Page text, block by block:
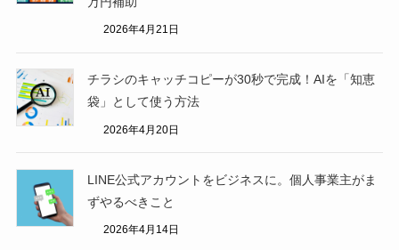
2026年4月21日
チラシのキャッチコピーが30秒で完成！AIを「知恵
袋」として使う方法
2026年4月20日
LINE公式アカウントをビジネスに。個人事業主がま
ずやるべきこと
2026年4月14日